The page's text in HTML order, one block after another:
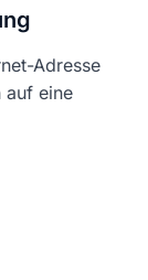
Adresse
auf eine